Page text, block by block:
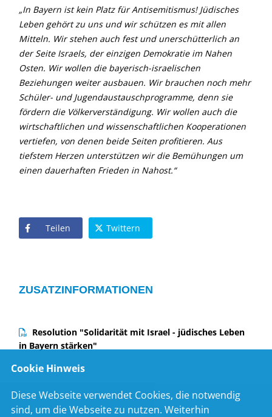
In Bayern ist kein Platz für Antisemitismus! Jüdisches
Leben gehört zu uns und wir schützen es mit allen
Mitteln. Wir stehen auch fest und unerschütterlich an
der Seite Israels, der einzigen Demokratie im Nahen
Osten. Wir wollen die bayerisch-israelischen
Beziehungen weiter ausbauen. Wir brauchen noch mehr
Schüler- und Jugendaustauschprogramme, denn sie
fördern die Völkerverständigung. Wir wollen auch die
wirtschaftlichen und wissenschaftlichen Kooperationen
vertiefen, von denen beide Seiten profitieren. Aus
tiefstem Herzen unterstützen wir die Bemühungen um
einen dauerhaften Frieden in Nahost.“
Teilen Twittern
ZUSATZINFORMATIONEN
Resolution "Solidarität mit Israel - jüdisches Leben
in Bayern stärken"
Cookie Hinweis
Diese Webseite verwendet Cookies, die notwendig
sind, um die Webseite zu nutzen. Weiterhin